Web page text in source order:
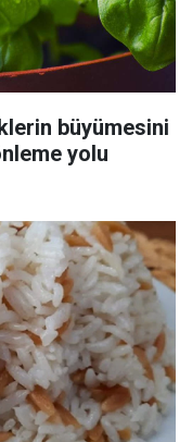
büyümesini
yolu